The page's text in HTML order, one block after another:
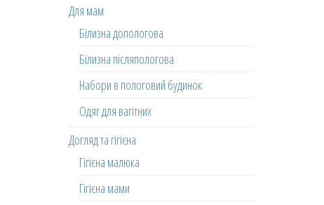
Для мам
Білизна допологова
Білизна післяпологова
Набори в пологовий будинок
Одяг для вагітних
Догляд та гігієна
Гігієна малюка
Гігієна мами